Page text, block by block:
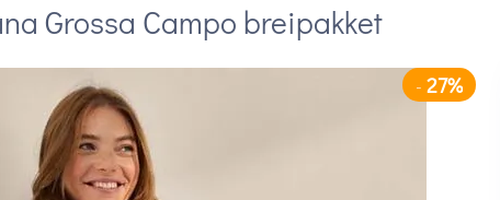
Grossa Campo breipakket
- 27%